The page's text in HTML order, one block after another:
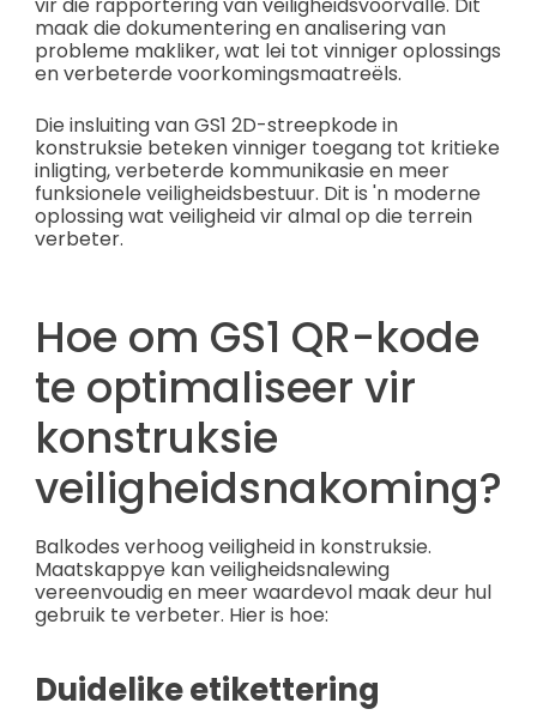
maak die dokumentering en analisering van
probleme makliker, wat lei tot vinniger oplossings
en verbeterde voorkomingsmaatreëls.
Die insluiting van GS1 2D-streepkode in
konstruksie beteken vinniger toegang tot kritieke
inligting, verbeterde kommunikasie en meer
funksionele veiligheidsbestuur. Dit is 'n moderne
oplossing wat veiligheid vir almal op die terrein
verbeter.
Hoe om GS1 QR-kode
te optimaliseer vir
konstruksie
veiligheidsnakoming?
Balkodes verhoog veiligheid in konstruksie.
Maatskappye kan veiligheidsnalewing
vereenvoudig en meer waardevol maak deur hul
gebruik te verbeter. Hier is hoe:
Duidelike etikettering